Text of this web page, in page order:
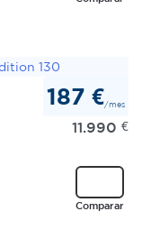
187 €/mes
11.990 €
Comparar